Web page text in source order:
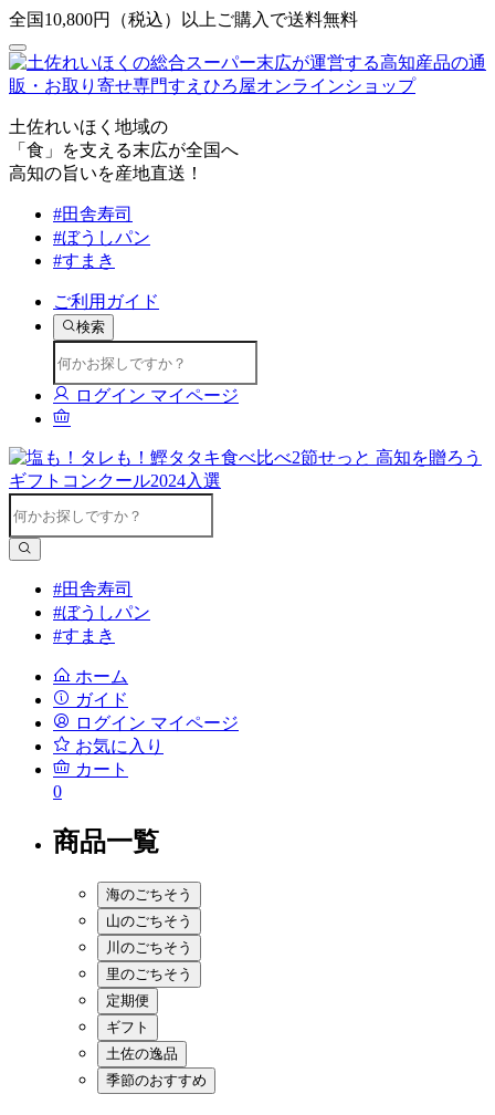
全国10,800円（税込）以上ご購入で送料無料
土佐れいほく地域の
「食」を支える末広が全国へ
高知の旨いを産地直送！
#田舎寿司
#ぼうしパン
#すまき
ご利用ガイド
検索
ログイン マイページ
#田舎寿司
#ぼうしパン
#すまき
ホーム
ガイド
ログイン マイページ
お気に入り
カート
0
商品一覧
海のごちそう
山のごちそう
川のごちそう
里のごちそう
定期便
ギフト
土佐の逸品
季節のおすすめ